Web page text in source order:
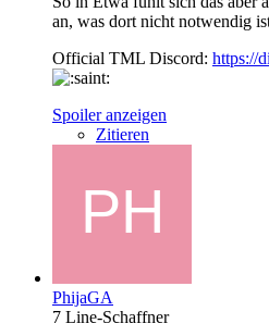
an, was dort nicht notwendig
Official TML Discord: https://
Spoiler anzeigen
Zitieren
PhijaGA
7 Line-Schaffner